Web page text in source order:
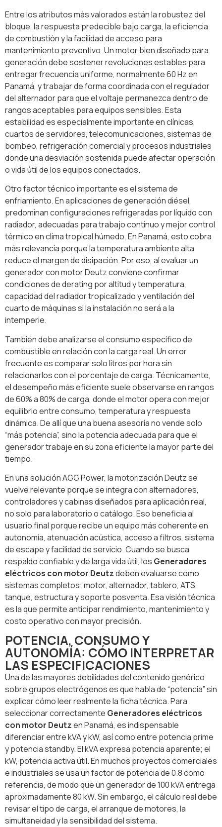
Entre los atributos más valorados están la robustez del
bloque, la respuesta predecible bajo carga, la eficiencia
de combustión y la facilidad de acceso para
mantenimiento preventivo. Un motor bien diseñado para
generación debe sostener revoluciones estables para
entregar frecuencia uniforme, normalmente 60 Hz en
Panamá, y trabajar de forma coordinada con el regulador
del alternador para que el voltaje permanezca dentro de
rangos aceptables para equipos sensibles. Esta
estabilidad es especialmente importante en clínicas,
cuartos de servidores, telecomunicaciones, sistemas de
bombeo, refrigeración comercial y procesos industriales
donde una desviación sostenida puede afectar operación
o vida útil de los equipos conectados.
Otro factor técnico importante es el sistema de
enfriamiento. En aplicaciones de generación diésel,
predominan configuraciones refrigeradas por líquido con
radiador, adecuadas para trabajo continuo y mejor control
térmico en clima tropical húmedo. En Panamá, esto cobra
más relevancia porque la temperatura ambiente alta
reduce el margen de disipación. Por eso, al evaluar un
generador con motor Deutz conviene confirmar
condiciones de derating por altitud y temperatura,
capacidad del radiador tropicalizado y ventilación del
cuarto de máquinas si la instalación no será a la
intemperie.
También debe analizarse el consumo específico de
combustible en relación con la carga real. Un error
frecuente es comparar solo litros por hora sin
relacionarlos con el porcentaje de carga. Técnicamente,
el desempeño más eficiente suele observarse en rangos
de 60% a 80% de carga, donde el motor opera con mejor
equilibrio entre consumo, temperatura y respuesta
dinámica. De allí que una buena asesoría no vende solo
“más potencia”, sino la potencia adecuada para que el
generador trabaje en su zona eficiente la mayor parte del
tiempo.
En una solución AGG Power, la motorización Deutz se
vuelve relevante porque se integra con alternadores,
controladores y cabinas diseñados para aplicación real,
no solo para laboratorio o catálogo. Eso beneficia al
usuario final porque recibe un equipo más coherente en
autonomía, atenuación acústica, acceso a filtros, sistema
de escape y facilidad de servicio. Cuando se busca
respaldo confiable y de larga vida útil, los Generadores
eléctricos con motor Deutzdeben evaluarse como
sistemas completos: motor, alternador, tablero, ATS,
tanque, estructura y soporte posventa. Esa visión técnica
es la que permite anticipar rendimiento, mantenimiento y
costo operativo con mayor precisión.
POTENCIA, CONSUMO Y
AUTONOMÍA: CÓMO INTERPRETAR
LAS ESPECIFICACIONES
Una de las mayores debilidades del contenido genérico
sobre grupos electrógenos es que habla de “potencia” sin
explicar cómo leer realmente la ficha técnica. Para
seleccionar correctamente Generadores eléctricos
con motor Deutzen Panamá, es indispensable
diferenciar entre kVA y kW, así como entre potencia prime
y potencia standby. El kVA expresa potencia aparente; el
kW, potencia activa útil. En muchos proyectos comerciales
e industriales se usa un factor de potencia de 0.8 como
referencia, de modo que un generador de 100 kVA entrega
aproximadamente 80 kW. Sin embargo, el cálculo real debe
revisar el tipo de carga, el arranque de motores, la
simultaneidad y la sensibilidad del sistema.